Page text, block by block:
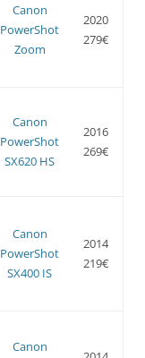
Canon
PowerShot
Zoom
2020
279€
Canon
PowerShot
SX620 HS
2016
269€
Canon
PowerShot
SX400 IS
2014
219€
Canon